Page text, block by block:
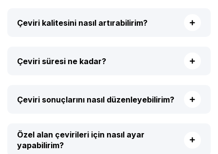
Çeviri kalitesini nasıl artırabilirim?
Çeviri süresi ne kadar?
Çeviri sonuçlarını nasıl düzenleyebilirim?
Özel alan çevirileri için nasıl ayar
yapabilirim?